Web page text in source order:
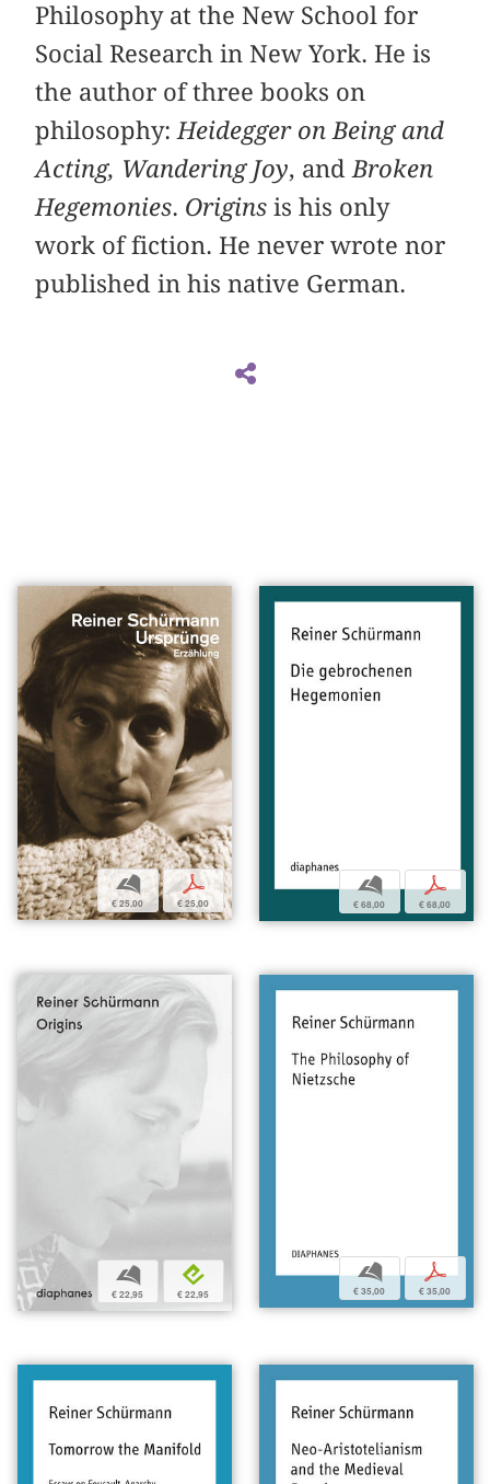
Philosophy at the New School for
Social Research in New York. He is
the author of three books on
philosophy: Heidegger on Being and
Acting, Wandering Joy, and Broken
Hegemonies. Origins is his only
work of fiction. He never wrote nor
published in his native German.
b
€ 25,00
p
€ 25,00
b
€ 68,00
p
€ 68,00
b
€ 22,95
e
€ 22,95
b
€ 35,00
p
€ 35,00